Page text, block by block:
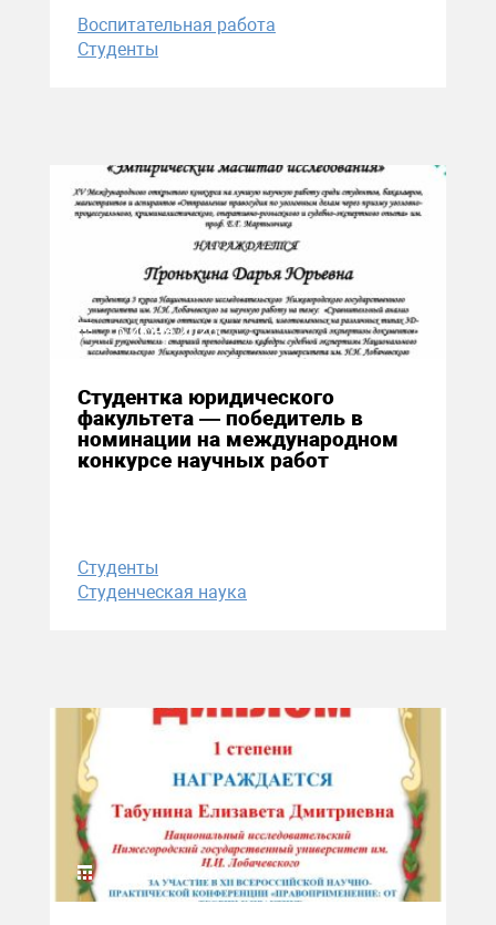
Воспитательная работа
Студенты
16 июня 2026
Студентка юридического
факультета — победитель в
номинации на международном
конкурсе научных работ
Студенты
Студенческая наука
14 июня 2026